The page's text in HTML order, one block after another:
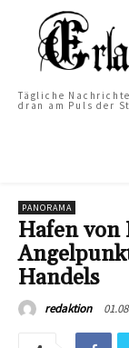
Tägliche
dran am Puls der
PANORAMA
Hafen von
Handels
redaktion